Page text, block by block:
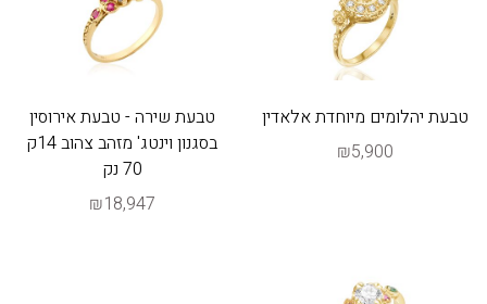
טבעת יהלומים מיוחדת אלאדין
₪5,900
טבעת שירה - טבעת אירוסין
בסגנון וינטג' מזהב צהוב 14ק
70 נק
₪18,947